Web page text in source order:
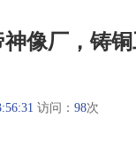
像厂，铸
访问： 98次